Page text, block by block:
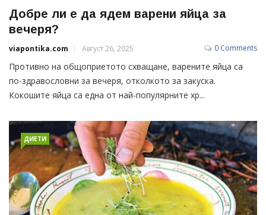
Добре ли е да ядем варени яйца за
вечеря?
viapontika.com Август 26, 2025 0 Comments
Противно на общоприетото схващане, варените яйца са
по-здравословни за вечеря, отколкото за закуска.
Кокошите яйца са една от най-популярните хр...
ДИЕТИ